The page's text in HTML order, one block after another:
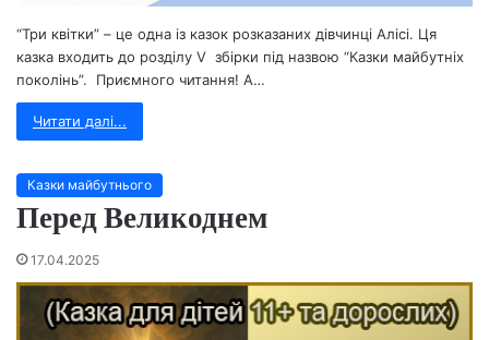
“Три квітки” – це одна із казок розказаних дівчинці Алісі. Ця
казка входить до розділу V збірки під назвою “Казки майбутніх
поколінь”. Приємного читання! А…
Читати далі...
Казки майбутнього
Перед Великоднем
17.04.2025